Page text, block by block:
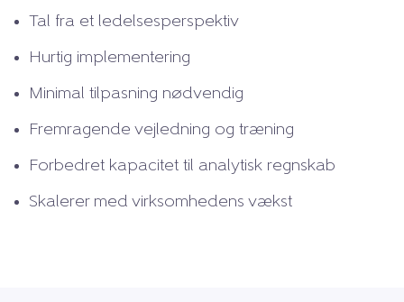
Tal fra et ledelsesperspektiv
Hurtig implementering
Minimal tilpasning nødvendig
Fremragende vejledning og træning
Forbedret kapacitet til analytisk regnskab
Skalerer med virksomhedens vækst